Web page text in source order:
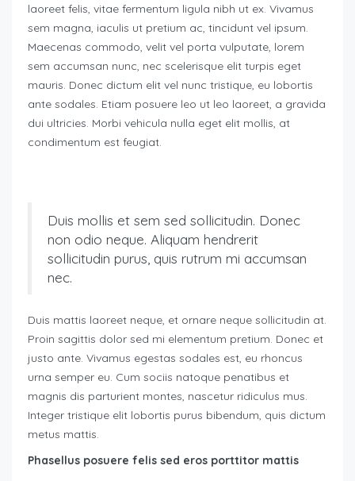
laoreet felis, vitae fermentum ligula nibh ut ex. Vivamus
sem magna, iaculis ut pretium ac, tincidunt vel ipsum.
Maecenas commodo, velit vel porta vulputate, lorem
sem accumsan nunc, nec scelerisque elit turpis eget
mauris. Donec dictum elit vel nunc tristique, eu lobortis
ante sodales. Etiam posuere leo ut leo laoreet, a gravida
dui ultricies. Morbi vehicula nulla eget elit mollis, at
condimentum est feugiat.
Duis mollis et sem sed sollicitudin. Donec
non odio neque. Aliquam hendrerit
sollicitudin purus, quis rutrum mi accumsan
nec.
Duis mattis laoreet neque, et ornare neque sollicitudin at.
Proin sagittis dolor sed mi elementum pretium. Donec et
justo ante. Vivamus egestas sodales est, eu rhoncus
urna semper eu. Cum sociis natoque penatibus et
magnis dis parturient montes, nascetur ridiculus mus.
Integer tristique elit lobortis purus bibendum, quis dictum
metus mattis.
Phasellus posuere felis sed eros porttitor mattis